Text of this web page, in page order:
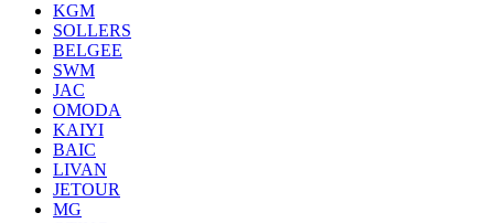
KGM
SOLLERS
BELGEE
SWM
JAC
OMODA
KAIYI
BAIC
LIVAN
JETOUR
MG